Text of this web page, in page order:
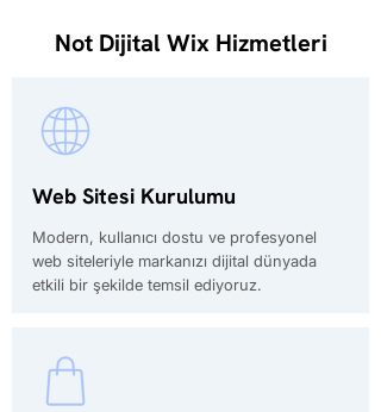
Not Dijital Wix Hizmetleri
Web Sitesi Kurulumu
Modern, kullanıcı dostu ve profesyonel
web siteleriyle markanızı dijital dünyada
etkili bir şekilde temsil ediyoruz.